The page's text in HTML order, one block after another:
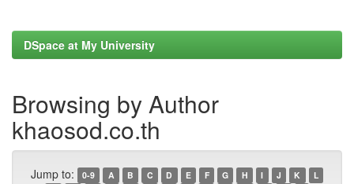
DSpace at My University
Browsing by Author
khaosod.co.th
Jump to: 0-9 A B C D E F G H I J K
L